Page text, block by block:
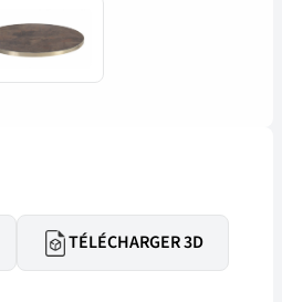
TÉLÉCHARGER 3D